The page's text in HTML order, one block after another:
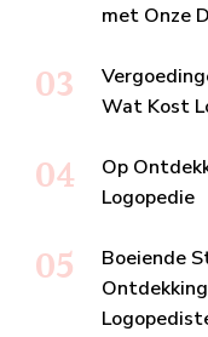
met Onze
Wat Kost
Op
Logopedie
Boeiende